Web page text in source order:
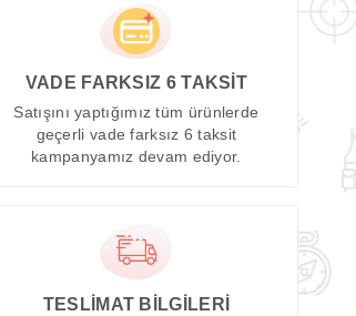
VADE FARKSIZ 6 TAKSİT
Satışını yaptığımız tüm ürünlerde
geçerli vade farksız 6 taksit
kampanyamız devam ediyor.
TESLİMAT BİLGİLERİ